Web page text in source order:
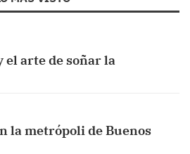
el arte de soñar la
la metrópoli de Buenos